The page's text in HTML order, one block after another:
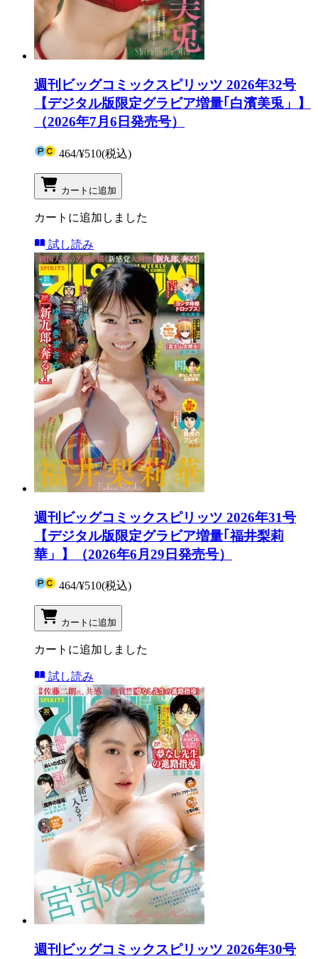
週刊ビッグコミックスピリッツ 2026年32号
【デジタル版限定グラビア増量｢白濱美兎」】
（2026年7月6日発売号）
464/¥510(税込)
カートに追加
カートに追加しました
試し読み
週刊ビッグコミックスピリッツ 2026年31号
【デジタル版限定グラビア増量｢福井梨莉
華」】（2026年6月29日発売号）
464/¥510(税込)
カートに追加
カートに追加しました
試し読み
週刊ビッグコミックスピリッツ 2026年30号